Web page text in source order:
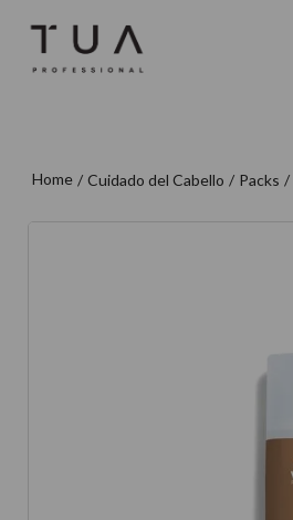
Cuidado del Cabello Packs